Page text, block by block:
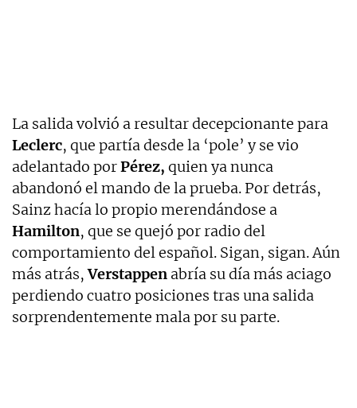
La salida volvió a resultar decepcionante para
Leclerc, que partía desde la ‘pole’ y se vio
adelantado porPérez, quien ya nunca
abandonó el mando de la prueba. Por detrás,
Sainz hacía lo propio merendándose a
Hamilton, que se quejó por radio del
comportamiento del español. Sigan, sigan. Aún
más atrás,Verstappen abría su día más aciago
perdiendo cuatro posiciones tras una salida
sorprendentemente mala por su parte.